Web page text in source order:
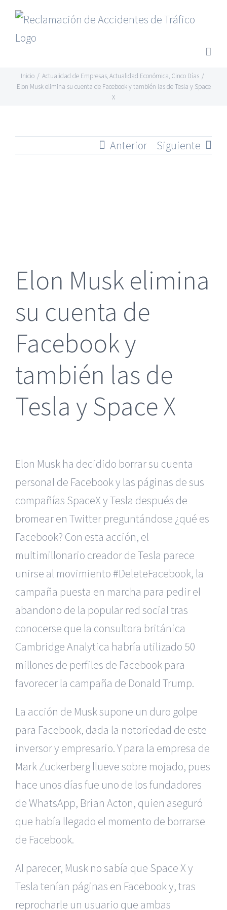
Saltar
contenido
Inicio / Actualidad de Empresas,Actualidad Económica, Cinco Días /
Elon Musk elimina su cuenta de Facebook y también las de Tesla y Space
X
Anterior Siguiente
Elon Musk elimina
su cuenta de
Facebook y
también las de
Tesla y Space X
Elon Musk ha decidido borrar su cuenta
personal de Facebook y las páginas de sus
compañías SpaceX y Tesla después de
bromear en Twitter preguntándose ¿qué es
Facebook? Con esta acción, el
multimillonario creador de Tesla parece
unirse al movimiento #DeleteFacebook, la
campaña puesta en marcha para pedir el
abandono de la popular red social tras
conocerse que la consultora británica
Cambridge Analytica habría utilizado 50
millones de perfiles de Facebook para
favorecer la campaña de Donald Trump.
La acción de Musk supone un duro golpe
para Facebook, dada la notoriedad de este
inversor y empresario. Y para la empresa de
Mark Zuckerberg llueve sobre mojado, pues
hace unos días fue uno de los fundadores
de WhatsApp, Brian Acton, quien aseguró
que había llegado el momento de borrarse
de Facebook.
Al parecer, Musk no sabía que Space X y
Tesla tenían páginas en Facebook y, tras
reprocharle un usuario que ambas